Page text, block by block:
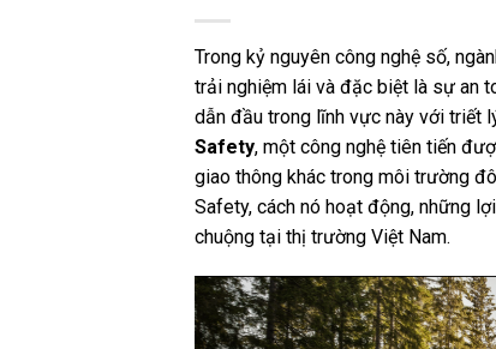
Trong kỷ nguyên công nghệ số,
trải nghiệm lái và đặc biệt là sự an
dẫn đầu trong lĩnh vực này với triết
Safety, một công nghệ tiên tiến
giao thông khác trong môi trường
Safety, cách nó hoạt động, những
chuộng tại thị trường Việt Nam.